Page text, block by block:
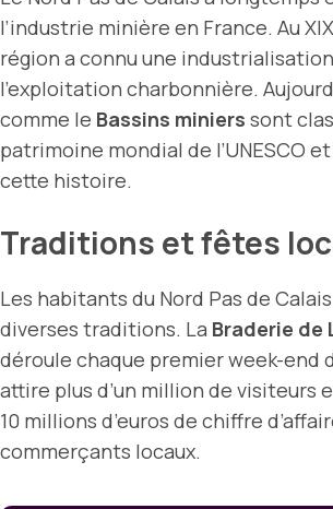
l’industrie minière en France. Au
région a connu une
l’exploitation charbonnière.
comme le Bassins miniers sont
patrimoine mondial de l’UNESCO
cette histoire.
Traditions et fêtes
Les habitants du Nord Pas de
diverses traditions. La Braderie de
déroule chaque premier week-end
attire plus d’un million de visiteurs
10 millions d’euros de chiffre
commerçants locaux.